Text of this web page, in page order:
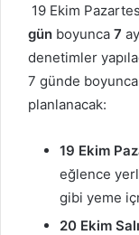
19 Ekim
gün boyunca 7
denetimler
7 günde
planlanacak:
19 Ekim
eğlence
gibi yeme
20 Ekim Salı